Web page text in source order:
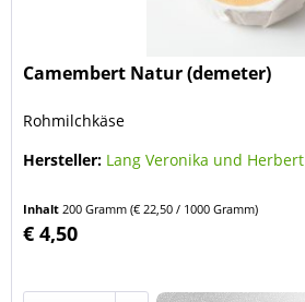
Camembert Natur (demeter)
Rohmilchkäse
Hersteller: Lang Veronika und Herbert
Inhalt 200 Gramm(€ 22,50 / 1000 Gramm)
€ 4,50